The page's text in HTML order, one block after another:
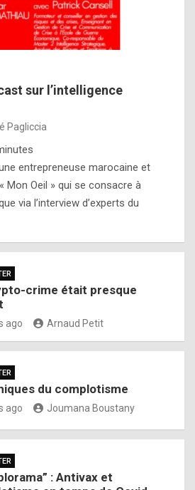
sur l’intelligence
Pagliccia
entrepreneuse marocaine et
Mon Oeil » qui se consacre à
via l’interview d’experts du
crime était presque
ago Arnaud Petit
du complotisme
ago Joumana Boustany
: Antivax et